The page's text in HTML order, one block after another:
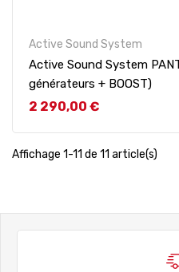
Active Sound System
Active Sound System
générateurs + BOOST)
Prix
2 290,00 €
Affichage 1-11 de 11 article(s)